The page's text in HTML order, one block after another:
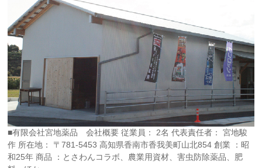
■有限会社宮地薬品 会社概要 従業員： 2名 代表責任者： 宮地駿
作 所在地： 〒781-5453 高知県香南市香我美町山北854 創業 ：昭
和25年 商品 ：とさわんコラボ、農業用資材、害虫防除薬品、肥